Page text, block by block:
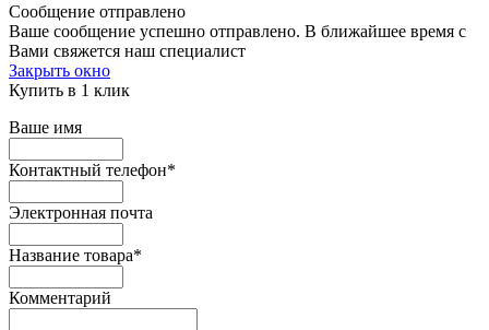
Сообщение отправлено
Ваше сообщение успешно отправлено. В ближайшее время с
Вами свяжется наш специалист
Закрыть окно
Купить в 1 клик
Ваше имя
Контактный телефон*
Электронная почта
Название товара*
Комментарий